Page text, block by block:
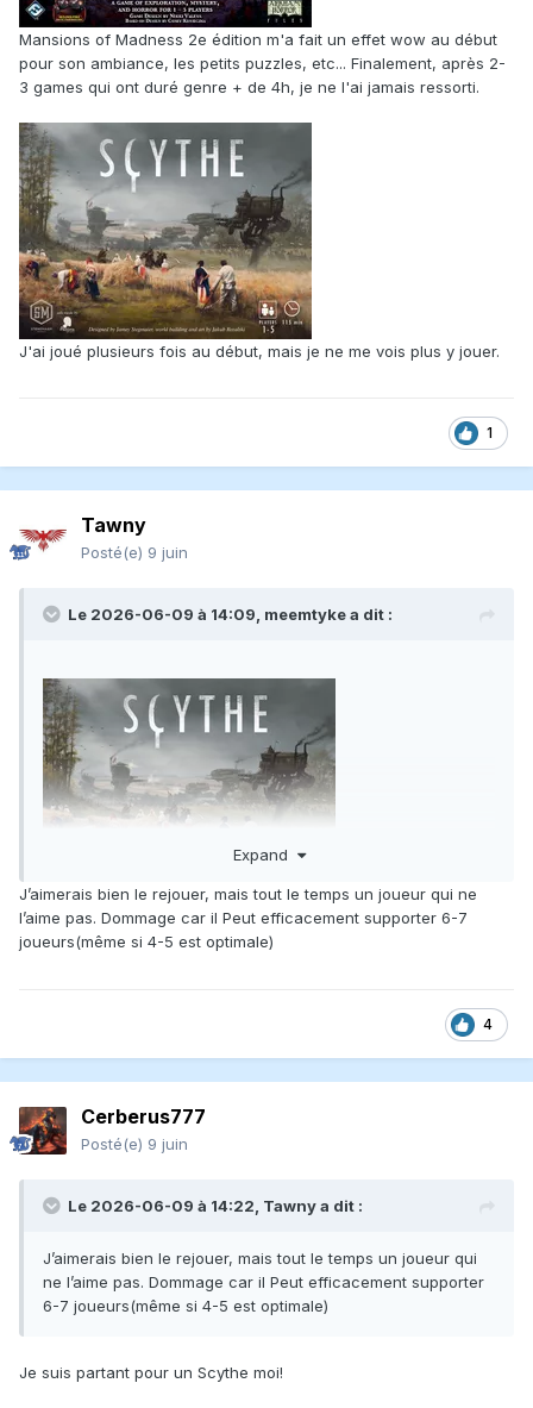
Mansions of Madness 2e édition m'a fait un effet wow au début
pour son ambiance, les petits puzzles, etc... Finalement, après 2-
3 games qui ont duré genre + de 4h, je ne l'ai jamais ressorti.
J'ai joué plusieurs fois au début, mais je ne me vois plus y jouer.
1
Tawny
Posté(e) 9 juin
Le 2026-06-09 à 14:09, meemtykea dit :
J'ai joué plusieurs fois au début, mais je ne me vois plus y
jouer.
Expand
J’aimerais bien le rejouer, mais tout le temps un joueur qui ne
l’aime pas. Dommage car il Peut efficacement supporter 6-7
joueurs(même si 4-5 est optimale)
4
Cerberus777
Posté(e) 9 juin
Le 2026-06-09 à 14:22, Tawnya dit :
J’aimerais bien le rejouer, mais tout le temps un joueur qui
ne l’aime pas. Dommage car il Peut efficacement supporter
6-7 joueurs(même si 4-5 est optimale)
Je suis partant pour un Scythe moi!